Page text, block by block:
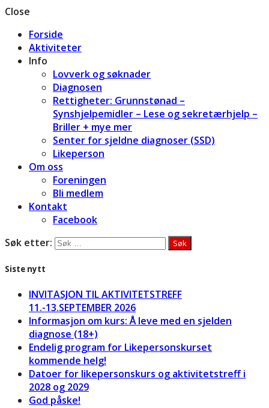
Close
Forside
Aktiviteter
Info
Lovverk og søknader
Diagnosen
Rettigheter: Grunnstønad –
Synshjelpemidler – Lese og sekretærhjelp –
Briller + mye mer
Senter for sjeldne diagnoser (SSD)
Likeperson
Om oss
Foreningen
Bli medlem
Kontakt
Facebook
Søk etter:
Siste nytt
INVITASJON TIL AKTIVITETSTREFF
11.-13.SEPTEMBER 2026
Informasjon om kurs: Å leve med en sjelden
diagnose (18+)
Endelig program for Likepersonskurset
kommende helg!
Datoer for likepersonskurs og aktivitetstreff i
2028 og 2029
God påske!